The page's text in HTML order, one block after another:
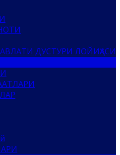
ДУСТУРИ ЛОЙИҲАСИ